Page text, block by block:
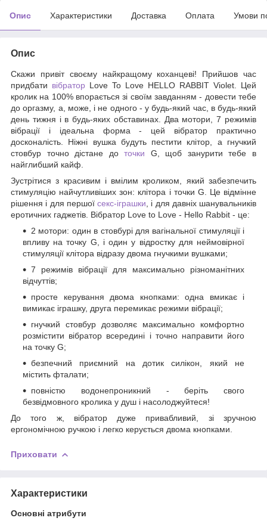
Опис Характеристики Доставка Оплата Умови
Опис
Скажи привіт своєму найкращому коханцеві! Прийшов час
придбати вібратор Love To Love HELLO RABBIT Violet. Цей
кролик на 100% впорається зі своїм завданням - довести тебе
до оргазму, а, може, і не одного - у будь-який час, в будь-який
день тижня і в будь-яких обставинах. Два мотори, 7 режимів
вібрації і ідеальна форма - цей вібратор практично
досконалість. Ніжні вушка будуть пестити клітор, а гнучкий
стовбур точно дістане доточки G, щоб занурити тебе в
найглибший кайф.
Зустрітися з красивим і вмілим кроликом, який забезпечить
стимуляцію найчутливіших зон: клітора і точки G. Це відмінне
рішення і для першої секс-іграшки , і для давніх шанувальників
еротичних гаджетів. Вібратор Love to Love - Hello Rabbit - це:
2 мотори: один в стовбурі для вагінальної стимуляції і
впливу на точку G, і один у відростку для неймовірної
стимуляції клітора відразу двома гнучкими вушками;
7 режимів вібрації для максимально різноманітних
відчуттів;
просте керування двома кнопками: одна вмикає і
вимикає іграшку, друга перемикає режими вібрації;
гнучкий стовбур дозволяє максимально комфортно
розмістити вібратор всередині і точно направити його
на точку G;
безпечний приємний на дотик силікон, який не
містить фталати;
повністю водонепроникний - беріть свого
безвідмовного кролика у душ і насолоджуйтеся!
До того ж, вібратор дуже привабливий, зі зручною
ергономічною ручкою і легко керується двома кнопками.
Приховати
Характеристики
Основні атрибути